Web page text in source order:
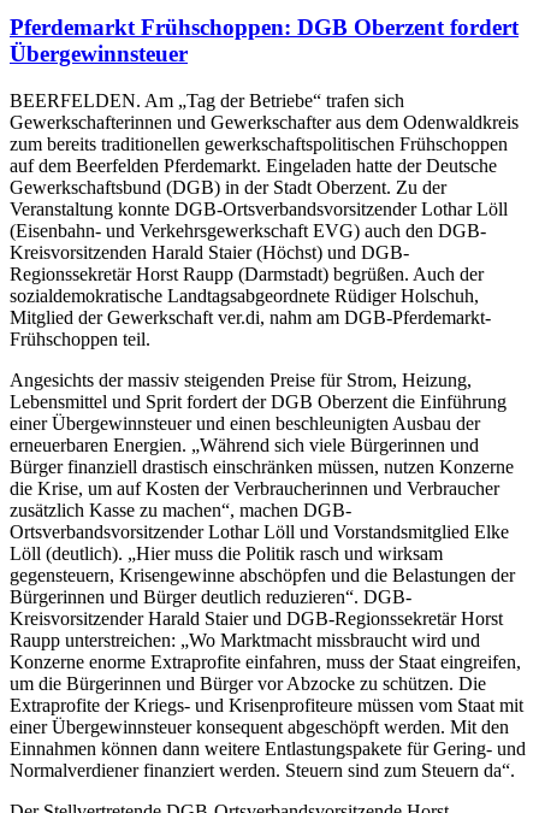
Pferdemarkt Frühschoppen: DGB Oberzent fordert
Übergewinnsteuer
BEERFELDEN. Am „Tag der Betriebe“ trafen sich
Gewerkschafterinnen und Gewerkschafter aus dem Odenwaldkreis
zum bereits traditionellen gewerkschaftspolitischen Frühschoppen
auf dem Beerfelden Pferdemarkt. Eingeladen hatte der Deutsche
Gewerkschaftsbund (DGB) in der Stadt Oberzent. Zu der
Veranstaltung konnte DGB-Ortsverbandsvorsitzender Lothar Löll
(Eisenbahn- und Verkehrsgewerkschaft EVG) auch den DGB-
Kreisvorsitzenden Harald Staier (Höchst) und DGB-
Regionssekretär Horst Raupp (Darmstadt) begrüßen. Auch der
sozialdemokratische Landtagsabgeordnete Rüdiger Holschuh,
Mitglied der Gewerkschaft ver.di, nahm am DGB-Pferdemarkt-
Frühschoppen teil.
Angesichts der massiv steigenden Preise für Strom, Heizung,
Lebensmittel und Sprit fordert der DGB Oberzent die Einführung
einer Übergewinnsteuer und einen beschleunigten Ausbau der
erneuerbaren Energien. „Während sich viele Bürgerinnen und
Bürger finanziell drastisch einschränken müssen, nutzen Konzerne
die Krise, um auf Kosten der Verbraucherinnen und Verbraucher
zusätzlich Kasse zu machen“, machen DGB-
Ortsverbandsvorsitzender Lothar Löll und Vorstandsmitglied Elke
Löll (deutlich). „Hier muss die Politik rasch und wirksam
gegensteuern, Krisengewinne abschöpfen und die Belastungen der
Bürgerinnen und Bürger deutlich reduzieren“. DGB-
Kreisvorsitzender Harald Staier und DGB-Regionssekretär Horst
Raupp unterstreichen: „Wo Marktmacht missbraucht wird und
Konzerne enorme Extraprofite einfahren, muss der Staat eingreifen,
um die Bürgerinnen und Bürger vor Abzocke zu schützen. Die
Extraprofite der Kriegs- und Krisenprofiteure müssen vom Staat mit
einer Übergewinnsteuer konsequent abgeschöpft werden. Mit den
Einnahmen können dann weitere Entlastungspakete für Gering- und
Normalverdiener finanziert werden. Steuern sind zum Steuern da“.